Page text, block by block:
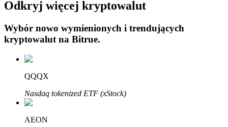
Automatyczna inwestycja
Zdobądź długoterminowy zysk i elastyczne zainteresowania
Odkryj więcej kryptowalut
Wybór nowo wymienionych i trendujących
kryptowalut na Bitrue.
QQQX
Nasdaq tokenized ETF (xStock)
AEON